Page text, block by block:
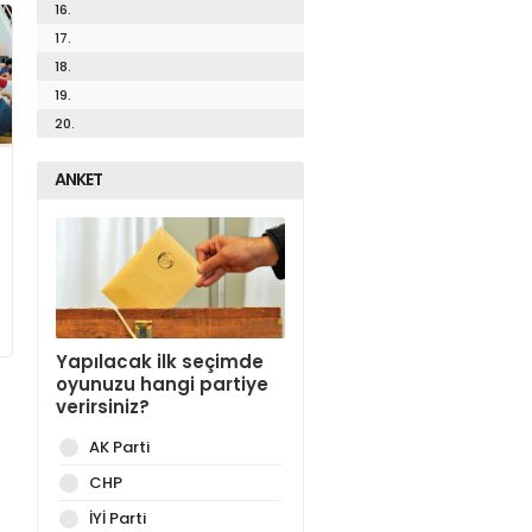
16.
17.
18.
19.
20.
ANKET
Yapılacak ilk seçimde
oyunuzu hangi partiye
verirsiniz?
AK Parti
CHP
İYİ Parti